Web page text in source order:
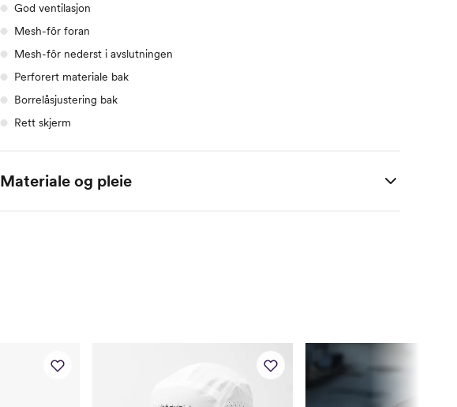
God ventilasjon
Mesh-fôr foran
Mesh-fôr nederst i avslutningen
Perforert materiale bak
Borrelåsjustering bak
Rett skjerm
Materiale og pleie